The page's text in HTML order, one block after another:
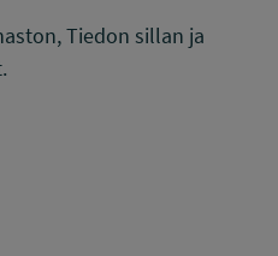
Tiedon sillan ja